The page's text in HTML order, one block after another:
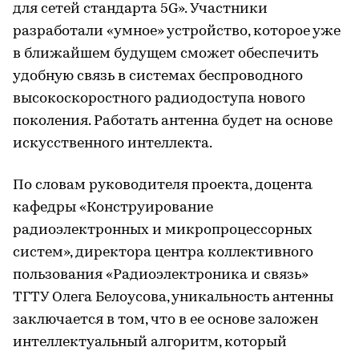
для сетей стандарта 5G». Участники
разработали «умное» устройство, которое уже
в ближайшем будущем сможет обеспечить
удобную связь в системах беспроводного
высокоскоростного радиодоступа нового
поколения. Работать антенна будет на основе
искусственного интеллекта.
По словам руководителя проекта, доцента
кафедры «Конструирование
радиоэлектронных и микропроцессорных
систем», директора центра коллективного
пользования «Радиоэлектроника и связь»
ТГТУ Олега Белоусова, уникальность антенны
заключается в том, что в ее основе заложен
интеллектуальный алгоритм, который